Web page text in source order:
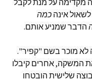
מקדימה על מנת לקבל
אינה כמה
הדבר שמניע אותם.
לא מוכר בשם "קפיר".
המשקה, אחרים קיבלו
שלישית הובטחו